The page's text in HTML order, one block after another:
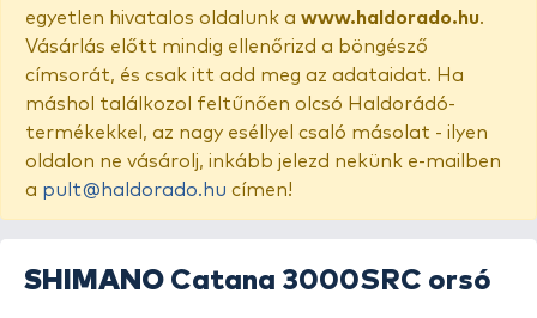
egyetlen hivatalos oldalunk a www.haldorado.hu.
Vásárlás előtt mindig ellenőrizd a böngésző
címsorát, és csak itt add meg az adataidat. Ha
máshol találkozol feltűnően olcsó Haldorádó-
termékekkel, az nagy eséllyel csaló másolat - ilyen
oldalon ne vásárolj, inkább jelezd nekünk e-mailben
a pult@haldorado.hu címen!
SHIMANO Catana 3000SRC orsó